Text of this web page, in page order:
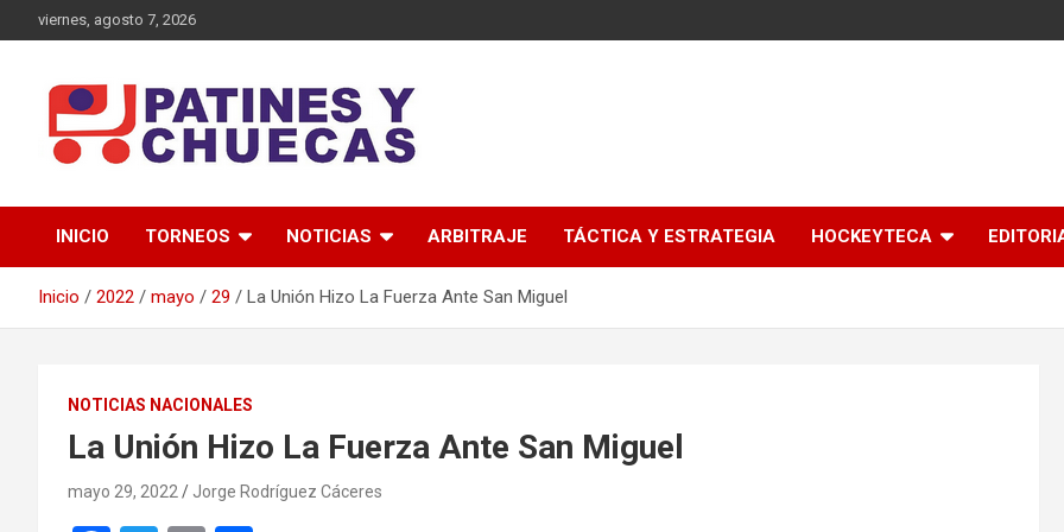
al
viernes, agosto 7, 2026
Patines y Chuecas
INICIO TORNEOS NOTICIAS ARBITRAJE TÁCTICA Y ESTRATEGIA HOCKEYTECA
Inicio 2022 mayo 29 La Unión Hizo La Fuerza Ante San Miguel
NOTICIAS NACIONALES
La Unión Hizo La Fuerza Ante San Miguel
mayo 29, 2022 Jorge Rodríguez Cáceres